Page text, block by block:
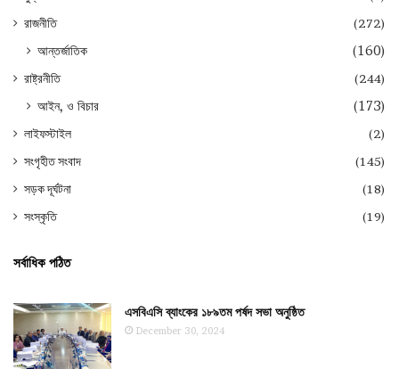
রাজনীতি
(272)
আন্তর্জাতিক (160)
রাষ্ট্রনীতি (244)
আইন, ও বিচার (173)
লাইফস্টাইল
(2)
সংগৃহীত সংবাদ
(145)
সড়ক দূর্ঘটনা
(18)
সংস্কৃতি
(19)
সর্বাধিক পঠিত
এসবিএসি ব্যাংকের ১৮৯তম পর্ষদ সভা অনুষ্ঠিত
December 30, 2024